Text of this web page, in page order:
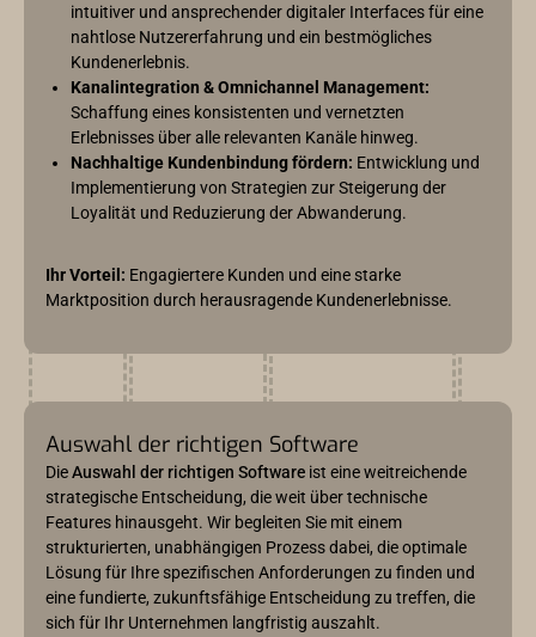
intuitiver und ansprechender digitaler Interfaces für eine
nahtlose Nutzererfahrung und ein bestmögliches
Kundenerlebnis.
Kanalintegration & Omnichannel Management:
Schaffung eines konsistenten und vernetzten
Erlebnisses über alle relevanten Kanäle hinweg.
Nachhaltige Kundenbindung fördern: Entwicklung und
Implementierung von Strategien zur Steigerung der
Loyalität und Reduzierung der Abwanderung.
Ihr Vorteil: Engagiertere Kunden und eine starke
Marktposition durch herausragende Kundenerlebnisse.
Auswahl der richtigen Software
DieAuswahl der richtigen Software ist eine weitreichende
strategische Entscheidung, die weit über technische
Features hinausgeht. Wir begleiten Sie mit einem
strukturierten, unabhängigen Prozess dabei, die optimale
Lösung für Ihre spezifischen Anforderungen zu finden und
eine fundierte, zukunftsfähige Entscheidung zu treffen, die
sich für Ihr Unternehmen langfristig auszahlt.